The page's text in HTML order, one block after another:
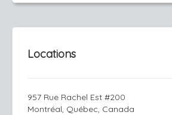
Locations
957 Rue Rachel Est #200
Montréal, Québec, Canada